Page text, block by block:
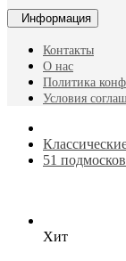
Информация
Контакты
О нас
Политика
Условия
51
Хит